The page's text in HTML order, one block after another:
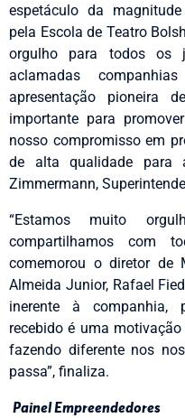
espetáculo da
pela Escola de Teatro
orgulho para todos os
aclamadas
apresentação pioneira
importante para
nosso compromisso em
de alta qualidade para
Zimmermann,
“Estamos muito
compartilhamos com
comemorou o diretor de
Almeida Junior, Rafael
inerente à companhia,
recebido é uma
fazendo diferente nos
passa”, finaliza.
Painel Empreendedores